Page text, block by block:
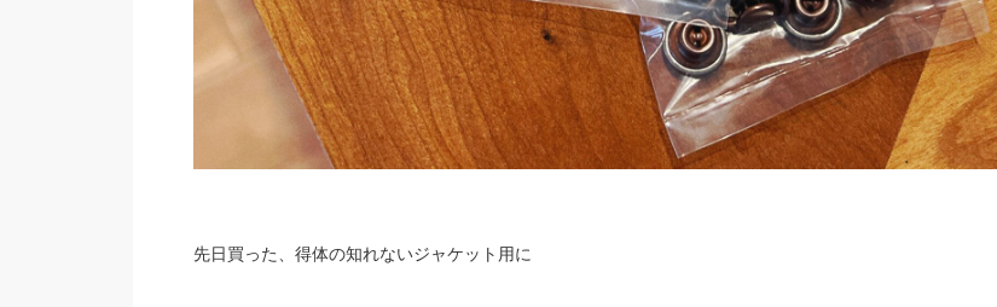
先日買った、得体の知れないジャケット用に